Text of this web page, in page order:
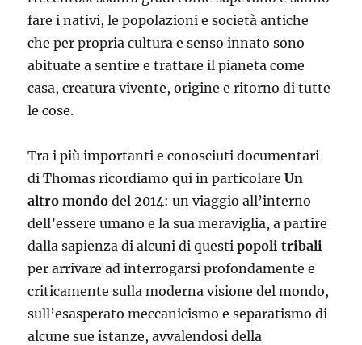
fare i nativi, le popolazioni e società antiche
che per propria cultura e senso innato sono
abituate a sentire e trattare il pianeta come
casa, creatura vivente, origine e ritorno di tutte
le cose.
Tra i più importanti e conosciuti documentari
di Thomas ricordiamo qui in particolareUn
altro mondodel 2014: un viaggio all’interno
dell’essere umano e la sua meraviglia, a partire
dalla sapienza di alcuni di questipopoli tribali
per arrivare ad interrogarsi profondamente e
criticamente sulla moderna visione del mondo,
sull’esasperato meccanicismo e separatismo di
alcune sue istanze, avvalendosi della